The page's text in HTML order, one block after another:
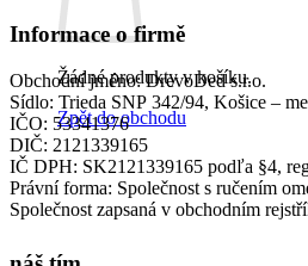
Žádné produkty v košíku.
Zpět do obchodu
Informace o firmě
Obchodní jméno: DrevoDed s.r.o.
Sídlo: Trieda SNP 342/94, Košice –
IČO: 53341376
DIČ: 2121339165
IČ DPH: SK2121339165 podľa §4,
Právní forma: Společnost s ručením
Společnost zapsaná v obchodním